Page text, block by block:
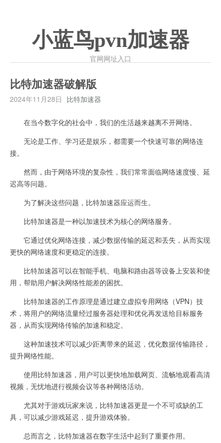
小蓝鸟pvn加速器
官网网址入口
比特加速器破解版
2024年11月28日 比特加速器
在当今数字化的社会中，我们的生活越来越离不开网络。
无论是工作、学习还是娱乐，都需要一个快速可靠的网络连
接。
然而，由于网络环境的复杂性，我们常常面临网络速度慢、延
迟高等问题。
为了解决这些问题，比特加速器应运而生。
比特加速器是一种以加速技术为核心的网络服务。
它通过优化网络连接，减少数据传输的延迟和丢失，从而实现
更快的网络速度和更稳定的连接。
比特加速器可以在智能手机、电脑和路由器等设备上安装和使
用，帮助用户解决网络性能差的困扰。
比特加速器的工作原理是通过建立虚拟专用网络（VPN）技
术，将用户的网络流量经过服务器处理和优化再发送给目标服务
器，从而实现网络传输的加速和稳定。
这种加速技术可以减少距离带来的延迟，优化数据传输路径，
提升网络性能。
使用比特加速器，用户可以更快地加载网页、流畅地观看高清
视频，无忧地进行视频会议等各种网络活动。
尤其对于游戏玩家来说，比特加速器更是一个不可或缺的工
具，可以减少游戏延迟，提升游戏体验。
总而言之，比特加速器在数字生活中起到了重要作用。